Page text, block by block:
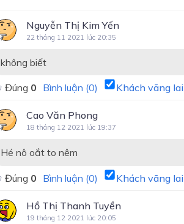
Nguyễn Thị Kim Yến
22 tháng 11 2021 lúc 20:35
không biết
Đúng 0 Bình luận (0) Khách vãng lai
Cao Văn Phong
18 tháng 12 2021 lúc 19:37
Hé nô oắt to nêm
Đúng 0 Bình luận (0) Khách vãng lai
Hồ Thị Thanh Tuyền
19 tháng 12 2021 lúc 20:05